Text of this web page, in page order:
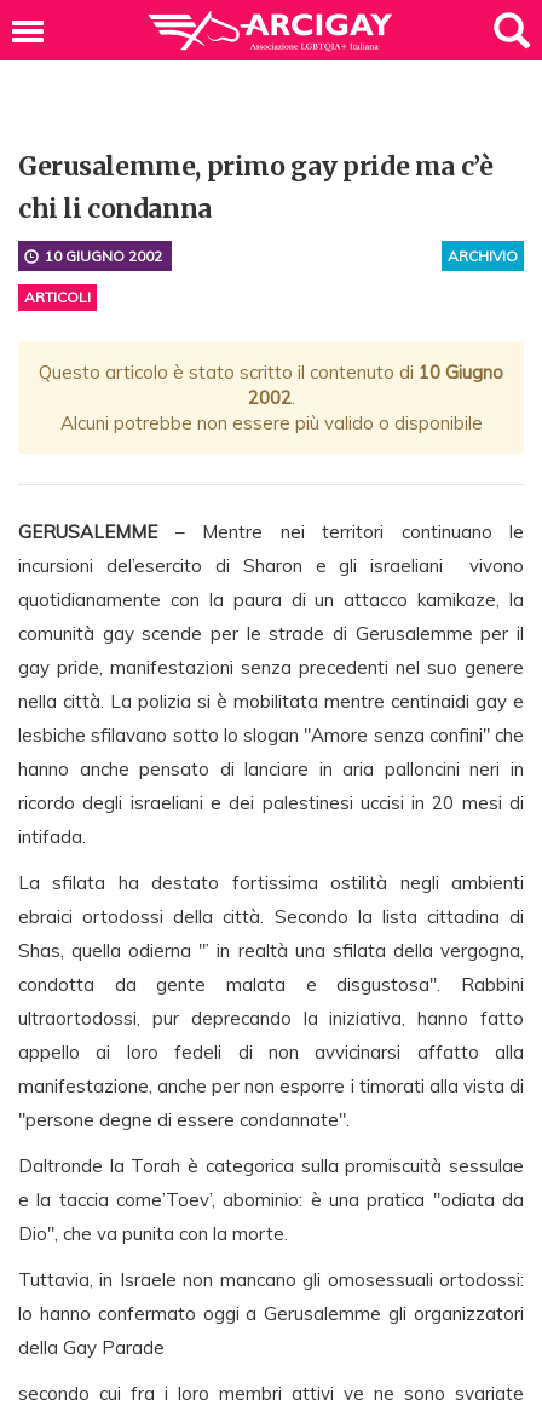
Gerusalemme, primo gay pride ma c’è
chi li condanna
ARCHIVIO
10 GIUGNO 2002
ARTICOLI
Questo articolo è stato scritto il contenuto di 10 Giugno
2002.
Alcuni potrebbe non essere più valido o disponibile
GERUSALEMME– Mentre nei territori continuano le
incursioni del’esercito di Sharon e gli israeliani vivono
quotidianamente con la paura di un attacco kamikaze, la
comunità gay scende per le strade di Gerusalemme per il
gay pride, manifestazioni senza precedenti nel suo genere
nella città. La polizia si è mobilitata mentre centinaidi gay e
lesbiche sfilavano sotto lo slogan "Amore senza confini" che
hanno anche pensato di lanciare in aria palloncini neri in
ricordo degli israeliani e dei palestinesi uccisi in 20 mesi di
intifada.
La sfilata ha destato fortissima ostilità negli ambienti
ebraici ortodossi della città. Secondo la lista cittadina di
Shas, quella odierna "’ in realtà una sfilata della vergogna,
condotta da gente malata e disgustosa". Rabbini
ultraortodossi, pur deprecando la iniziativa, hanno fatto
appello ai loro fedeli di non avvicinarsi affatto alla
manifestazione, anche per non esporre i timorati alla vista di
"persone degne di essere condannate".
Daltronde la Torah è categorica sulla promiscuità sessulae
e la taccia come’Toev’, abominio: è una pratica "odiata da
Dio", che va punita con la morte.
Tuttavia, in Israele non mancano gli omosessuali ortodossi:
lo hanno confermato oggi a Gerusalemme gli organizzatori
della Gay Parade
secondo cui fra i loro membri attivi ve ne sono svariate